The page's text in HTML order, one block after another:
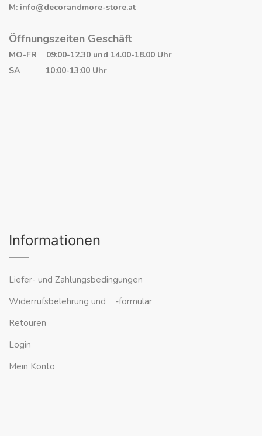
M: info@decorandmore-store.at
Öffnungszeiten Geschäft
MO-FR 09:00-12.30 und 14.00-18.00 Uhr
SA 10:00-13:00 Uhr
Informationen
Liefer- und Zahlungsbedingungen
Widerrufsbelehrung und -formular
Retouren
Login
Mein Konto